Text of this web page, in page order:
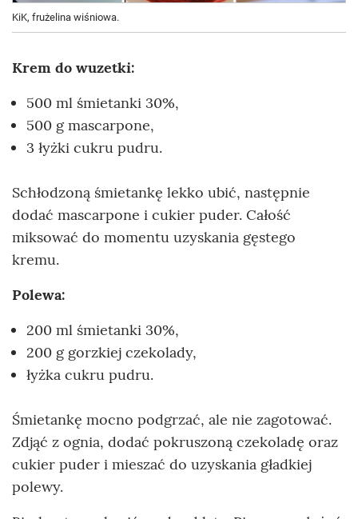
KiK, frużelina wiśniowa.
Krem do wuzetki:
500 ml śmietanki 30%,
500 g mascarpone,
3 łyżki cukru pudru.
Schłodzoną śmietankę lekko ubić, następnie
dodać mascarpone i cukier puder. Całość
miksować do momentu uzyskania gęstego
kremu.
Polewa:
200 ml śmietanki 30%,
200 g gorzkiej czekolady,
łyżka cukru pudru.
Śmietankę mocno podgrzać, ale nie zagotować.
Zdjąć z ognia, dodać pokruszoną czekoladę oraz
cukier puder i mieszać do uzyskania gładkiej
polewy.